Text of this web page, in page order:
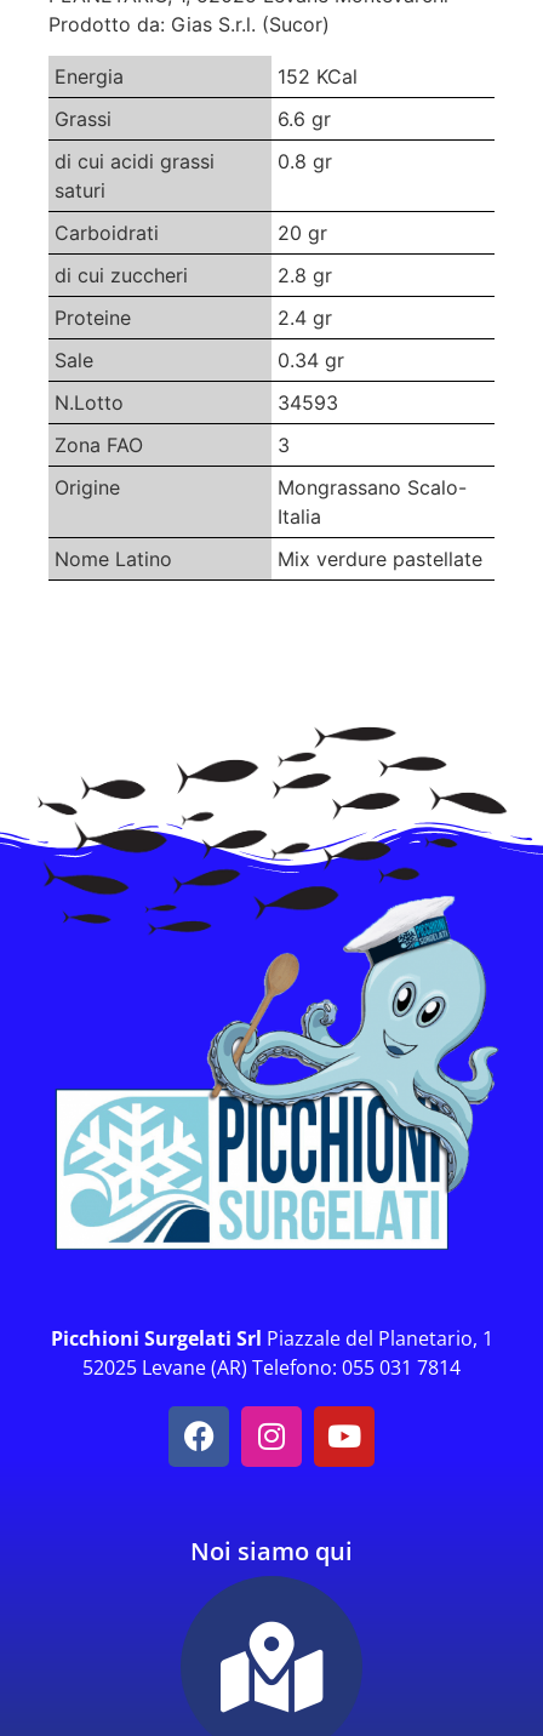
Prodotto da: Gias S.r.l. (Sucor)
Energia
152 KCal
Grassi
6.6 gr
di cui acidi grassi
saturi
0.8 gr
Carboidrati
20 gr
di cui zuccheri
2.8 gr
Proteine
2.4 gr
Sale
0.34 gr
N.Lotto
34593
Zona FAO
3
Origine
Mongrassano Scalo-
Italia
Nome Latino
Mix verdure pastellate
Picchioni Surgelati Srl Piazzale del Planetario, 1
52025 Levane (AR) Telefono: 055 031 7814
Noi siamo qui